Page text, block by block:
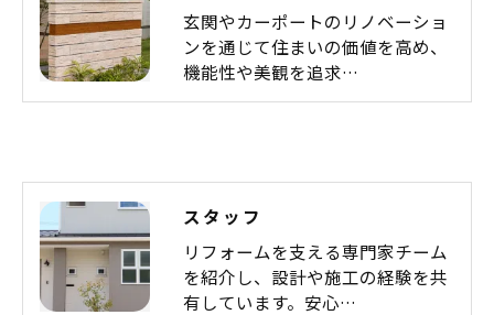
玄関やカーポートのリノベーショ
ンを通じて住まいの価値を高め、
機能性や美観を追求…
スタッフ
リフォームを支える専門家チーム
を紹介し、設計や施工の経験を共
有しています。安心…